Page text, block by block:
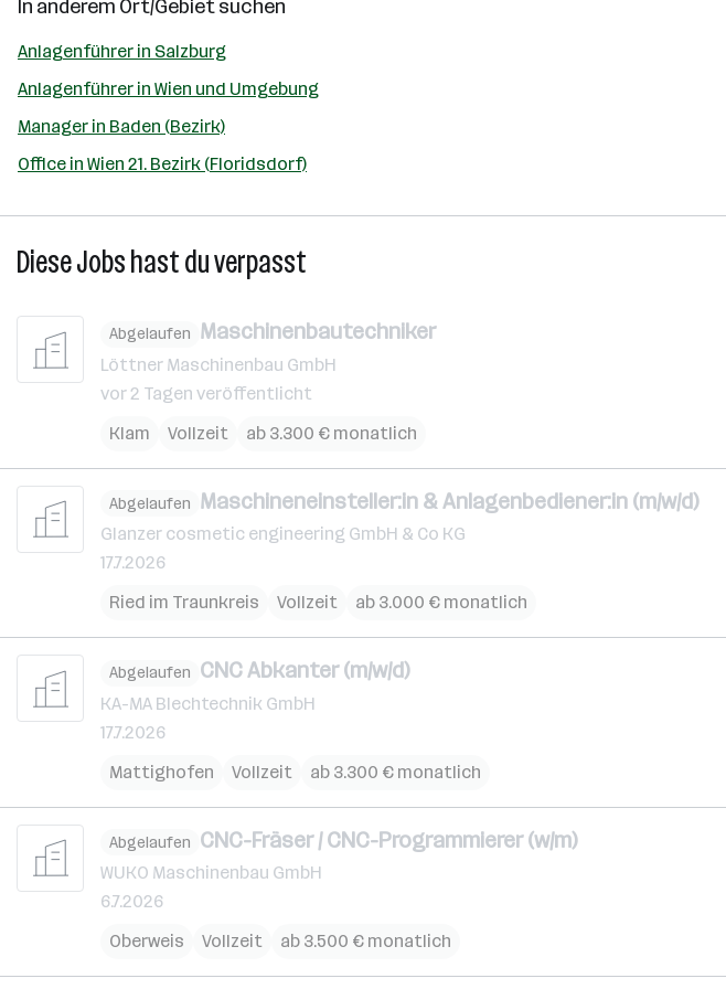
In anderem Ort/Gebiet suchen
Anlagenführer in Salzburg
Anlagenführer in Wien und Umgebung
Manager in Baden (Bezirk)
Office in Wien 21. Bezirk (Floridsdorf)
Diese Jobs hast du verpasst
Abgelaufen Maschinenbautechniker
Löttner Maschinenbau GmbH
vor 2 Tagen veröffentlicht
Klam
Vollzeit ab 3.300 € monatlich
Abgelaufen Maschineneinsteller:in & Anlagenbediener:in (m/w/d)
Glanzer cosmetic engineering GmbH & Co KG
17.7.2026
Ried im Traunkreis
Vollzeit ab 3.000 € monatlich
Abgelaufen CNC Abkanter (m/w/d)
KA-MA Blechtechnik GmbH
17.7.2026
Mattighofen
Vollzeit ab 3.300 € monatlich
Abgelaufen CNC-Fräser / CNC-Programmierer (w/m)
WUKO Maschinenbau GmbH
6.7.2026
Oberweis
Vollzeit ab 3.500 € monatlich